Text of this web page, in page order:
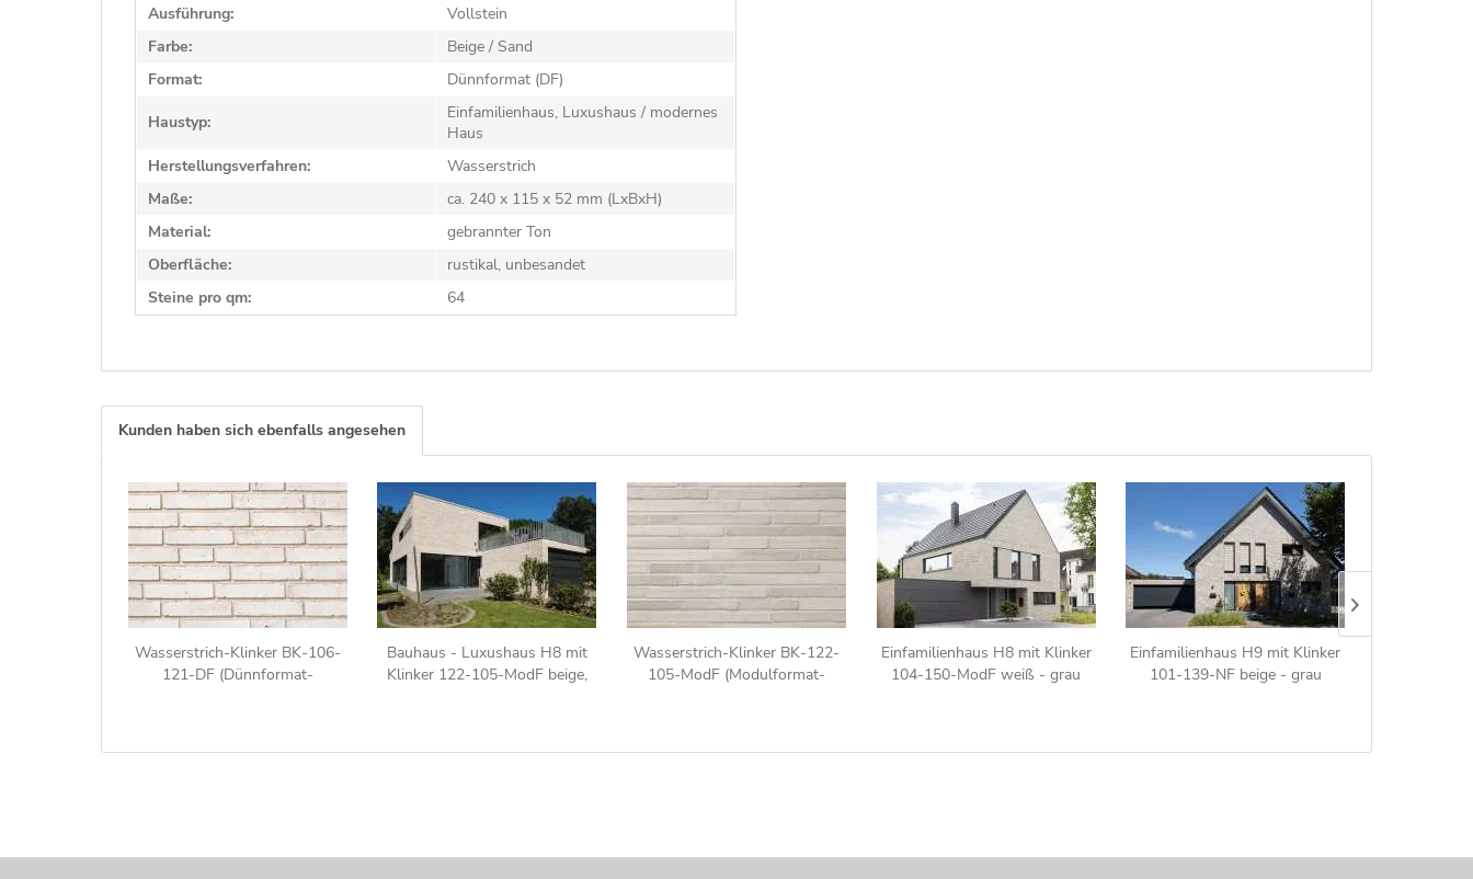
Ausführung:
Vollstein
Farbe:
Beige / Sand
Format:
Dünnformat (DF)
Haustyp:
Einfamilienhaus, Luxushaus / modernes
Haus
Herstellungsverfahren:
Wasserstrich
Maße:
ca. 240 x 115 x 52 mm (LxBxH)
Material:
gebrannter Ton
Oberfläche:
rustikal, unbesandet
Steine pro qm:
64
Kunden haben sich ebenfalls angesehen
Wasserstrich-Klinker BK-106-
121-DF (Dünnformat-
Bauhaus - Luxushaus H8 mit
Klinker 122-105-ModF beige,
Wasserstrich-Klinker BK-122-
105-ModF (Modulformat-
Einfamilienhaus H8 mit Klinker
104-150-ModF weiß - grau
Einfamilienhaus H9 mit Klinker
101-139-NF beige - grau